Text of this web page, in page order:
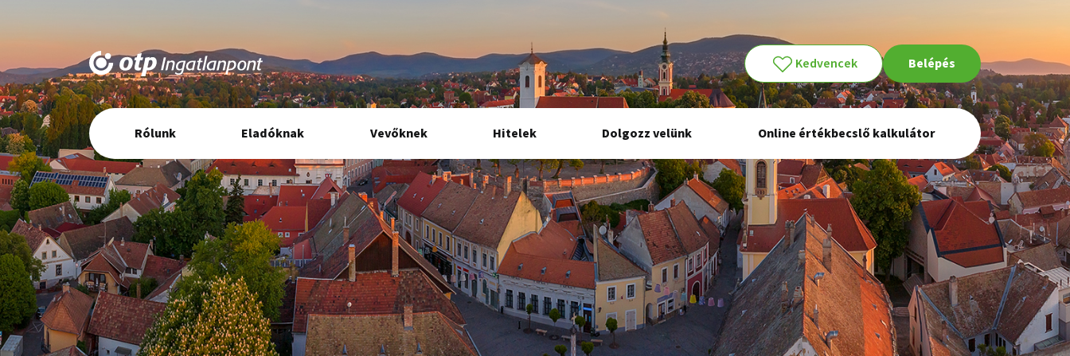
Kedvencek Belépés
Elsődleges
navigáció
Rólunk Eladóknak Vevőknek Hitelek Dolgozz velünk Online értékbecslő kalkulátor